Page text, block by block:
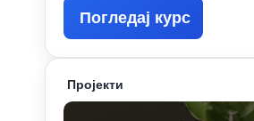
Погледај курс
Пројекти